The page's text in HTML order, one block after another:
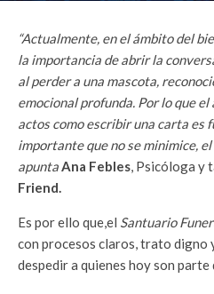
“Actualmente, en el ámbito del
la importancia de abrir la
al perder a una mascota,
emocional profunda. Por lo que
actos como escribir una carta es
importante que no se minimice, el
apuntaAna Febles, Psicóloga y
Friend.
Es por ello que,el Santuario
con procesos claros, trato digno
despedir a quienes hoy son parte